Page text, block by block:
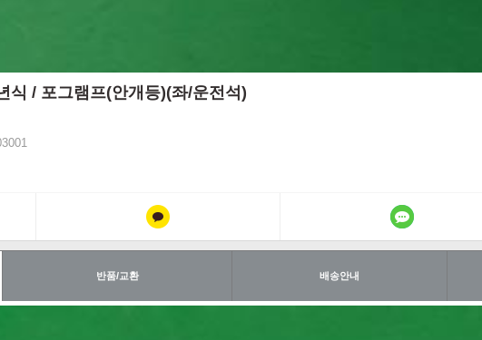
식 / 포그램프(안개등)(좌/운전석)
반품/교환 배송안내